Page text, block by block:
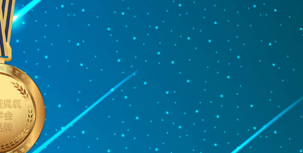
。运动时脑中所分泌的生化传导物质像抗抑郁药
试着多走路，散步有益于身心健康，打开心眼倾